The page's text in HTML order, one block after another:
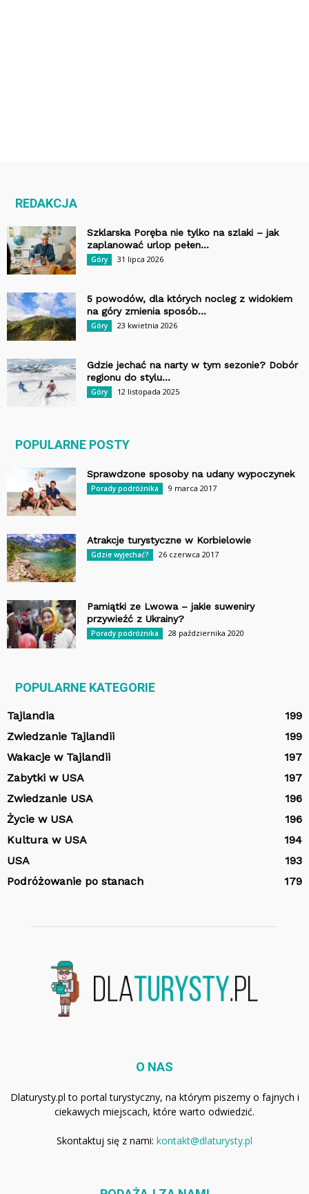
REDAKCJA
Szklarska Poręba nie tylko na szlaki – jak
zaplanować urlop pełen...
Góry 31 lipca 2026
5 powodów, dla których nocleg z widokiem
na góry zmienia sposób...
Góry 23 kwietnia 2026
Gdzie jechać na narty w tym sezonie? Dobór
regionu do stylu...
Góry 12 listopada 2025
POPULARNE POSTY
Sprawdzone sposoby na udany wypoczynek
Porady podróżnika 9 marca 2017
Atrakcje turystyczne w Korbielowie
Gdzie wyjechać? 26 czerwca 2017
Pamiątki ze Lwowa – jakie suweniry
przywieźć z Ukrainy?
Porady podróżnika 28 października 2020
POPULARNE KATEGORIE
Tajlandia
199
Zwiedzanie Tajlandii
199
Wakacje w Tajlandii
197
Zabytki w USA
197
Zwiedzanie USA
196
Życie w USA
196
Kultura w USA
194
USA
193
Podróżowanie po stanach
179
O NAS
Dlaturysty.pl to portal turystyczny, na którym piszemy o fajnych i
ciekawych miejscach, które warto odwiedzić.
Skontaktuj się z nami: kontakt@dlaturysty.pl